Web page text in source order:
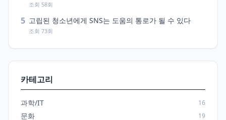
조회 58회
5 고립된 청소년에게 SNS는 도움의 통로가 될 수 있다
조회 73회
카테고리
과학/IT 16
문화 19